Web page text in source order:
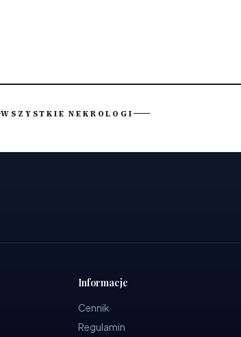
WSZYSTKIE NEKROLOGI
Informacje
Cennik
Regulamin